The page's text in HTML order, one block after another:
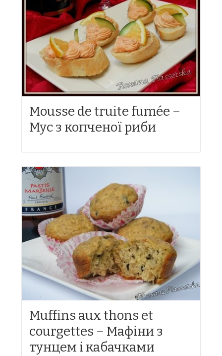
Mousse de truite fumée –
Мус з копченої риби
Muffins aux thons et
courgettes – Мафіни з
тунцем і кабачками